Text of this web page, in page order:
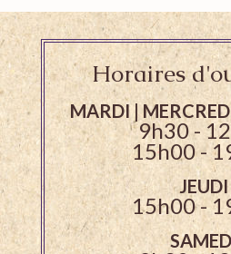
Horaires
MARDI |
9h30 -
15h00 -
JEUDI
15h00 -